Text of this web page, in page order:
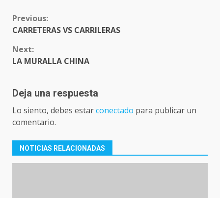
CONTINUE
READING
Previous:
CARRETERAS VS CARRILERAS
Next:
LA MURALLA CHINA
Deja una respuesta
Lo siento, debes estarconectado para publicar un
comentario.
NOTICIAS RELACIONADAS